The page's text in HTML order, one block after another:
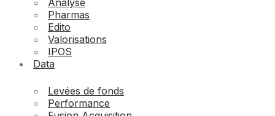
Analyse
Pharmas
Edito
Valorisations
IPOS
Data
Levées de fonds
Performance